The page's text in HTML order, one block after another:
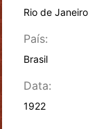
Rio de Janeiro
País:
Brasil
Data:
1922